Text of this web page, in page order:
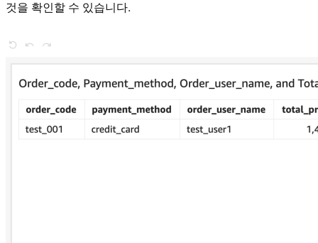
것을 확인할 수 있습니다.